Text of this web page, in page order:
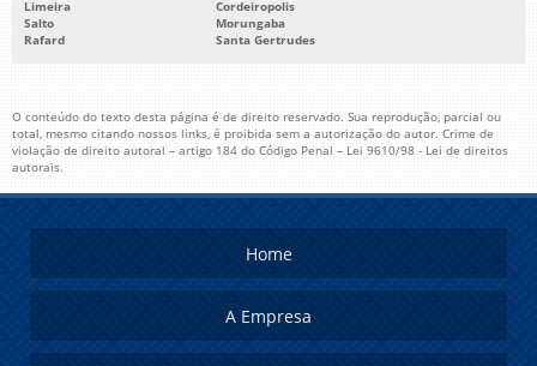
Limeira
Cordeiropolis
Salto
Morungaba
Rafard
Santa Gertrudes
O conteúdo do texto desta página é de direito reservado. Sua reprodução, parcial ou
total, mesmo citando nossos links, é proibida sem a autorização do autor. Crime de
violação de direito autoral – artigo 184 do Código Penal – Lei 9610/98 - Lei de direitos
autorais.
Home
A Empresa